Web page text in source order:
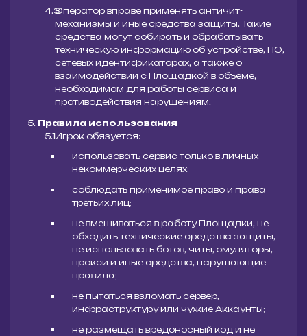
Оператор вправе применять античит-
механизмы и иные средства защиты. Такие
средства могут собирать и обрабатывать
техническую информацию об устройстве, ПО,
сетевых идентификаторах, а также о
взаимодействии с Площадкой в объеме,
необходимом для работы сервиса и
противодействия нарушениям.
Правила использования
Игрок обязуется:
использовать сервис только в личных
некоммерческих целях;
соблюдать применимое право и права
третьих лиц;
не вмешиваться в работу Площадки, не
обходить технические средства защиты,
не использовать ботов, читы, эмуляторы,
прокси и иные средства, нарушающие
правила;
не пытаться взломать сервер,
инфраструктуру или чужие Аккаунты;
не размещать вредоносный код и не